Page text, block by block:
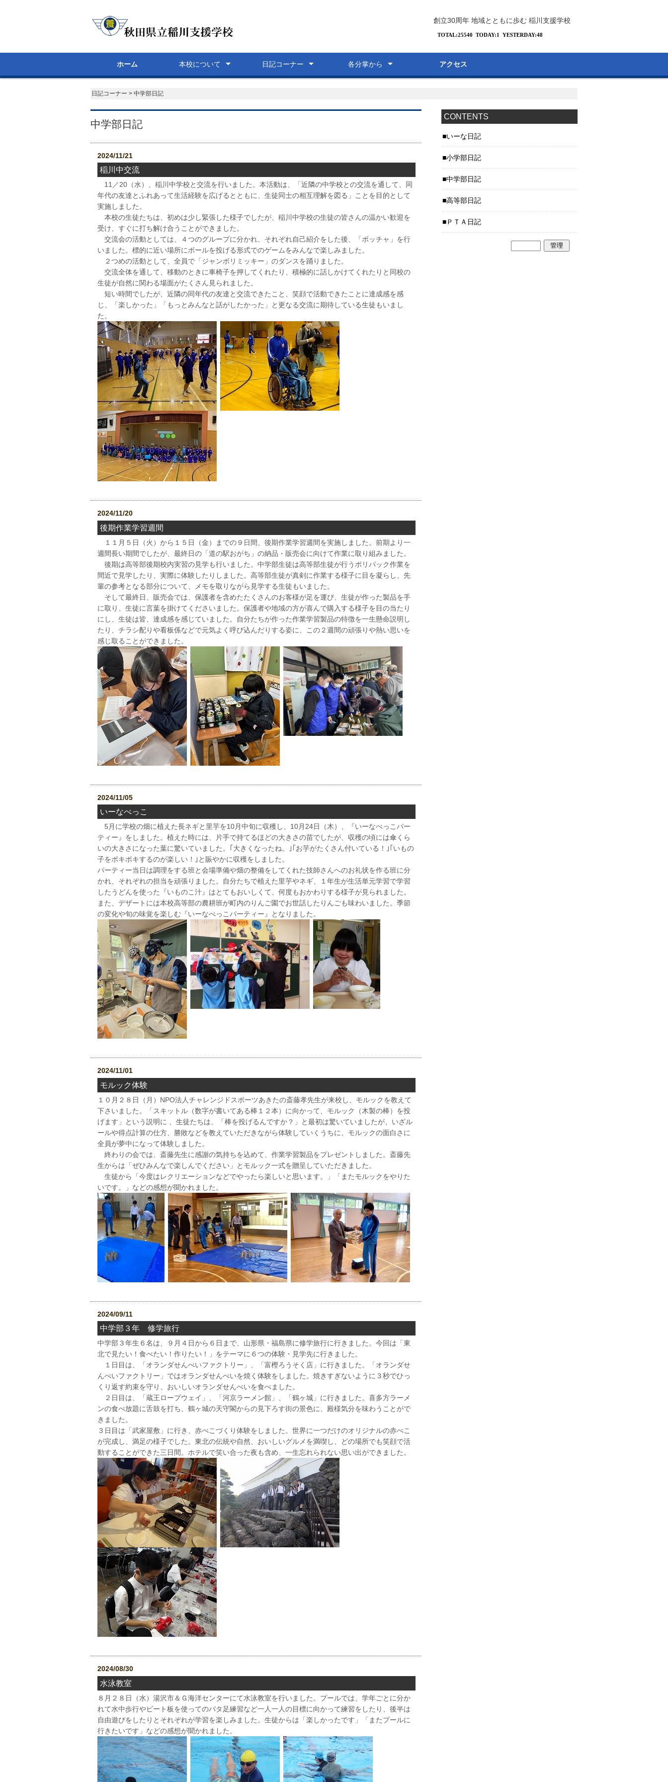
創立30周年 地域とともに歩む 稲川支援学校
ホーム 本校について 日記コーナー 各分掌から アクセス
日記コーナー > 中学部日記
中学部日記
2024/11/21
稲川中交流
11／20（水）、稲川中学校と交流を行いました。本活動は、「近隣の中学校との交流を通して、同
年代の友達とふれあって生活経験を広げるとともに、生徒同士の相互理解を図る」ことを目的として
実施しました。
本校の生徒たちは、初めは少し緊張した様子でしたが、稲川中学校の生徒の皆さんの温かい歓迎を
受け、すぐに打ち解け合うことができました。
交流会の活動としては、４つのグループに分かれ、それぞれ自己紹介をした後、「ボッチャ」を行
いました。標的に近い場所にボールを投げる形式でのゲームをみんなで楽しみました。
２つめの活動として、全員で「ジャンボリミッキー」のダンスを踊りました。
交流全体を通して、移動のときに車椅子を押してくれたり、積極的に話しかけてくれたりと同校の
生徒が自然に関わる場面がたくさん見られました。
短い時間でしたが、近隣の同年代の友達と交流できたこと、笑顔で活動できたことに達成感を感
じ、「楽しかった」「もっとみんなと話がしたかった」と更なる交流に期待している生徒もいまし
た。
2024/11/20
後期作業学習週間
１１月５日（火）から１５日（金）までの９日間、後期作業学習週間を実施しました。前期より一
週間長い期間でしたが、最終日の「道の駅おがち」の納品・販売会に向けて作業に取り組みました。
後期は高等部後期校内実習の見学も行いました。中学部生徒は高等部生徒が行うポリパック作業を
間近で見学したり、実際に体験したりしました。高等部生徒が真剣に作業する様子に目を凝らし、先
輩の参考となる部分について、メモを取りながら見学する生徒もいました。
そして最終日、販売会では、保護者を含めたたくさんのお客様が足を運び、生徒が作った製品を手
に取り、生徒に言葉を掛けてくださいました。保護者や地域の方が喜んで購入する様子を目の当たり
にし、生徒は皆、達成感を感じていました。自分たちが作った作業学習製品の特徴を一生懸命説明し
たり、チラシ配りや看板係などで元気よく呼び込んだりする姿に、この２週間の頑張りや熱い思いを
感じ取ることができました。
2024/11/05
いーなべっこ
5月に学校の畑に植えた長ネギと里芋を10月中旬に収穫し、10月24日（木）、『いーなべっこパー
ティー』をしました。植えた時には、片手で持てるほどの大きさの苗でしたが、収穫の頃には傘くら
いの大きさになった葉に驚いていました。｢大きくなったね。｣｢お芋がたくさん付いている！｣｢いもの
子をポキポキするのが楽しい！｣と賑やかに収穫をしました。
パーティー当日は調理をする班と会場準備や畑の整備をしてくれた技師さんへのお礼状を作る班に分
かれ、それぞれの担当を頑張りました。自分たちで植えた里芋やネギ、１年生が生活単元学習で学習
したうどんを使った『いものこ汁』はとてもおいしくて、何度もおかわりする様子が見られました。
また、デザートには本校高等部の農耕班が町内のりんご園でお世話したりんごも味わいました。季節
の変化や旬の味覚を楽しむ『いーなべっこパーティー』となりました。
2024/11/01
モルック体験
１０月２８日（月）NPO法人チャレンジドスポーツあきたの斎藤孝先生が来校し、モルックを教えて
下さいました。「スキットル（数字が書いてある棒１２本）に向かって、モルック（木製の棒）を投
げます」という説明に 、生徒たちは、「棒を投げるんですか？」と最初は驚いていましたが、いざル
ールや得点計算の仕方、勝敗などを教えていただきながら体験していくうちに、モルックの面白さに
全員が夢中になって体験しました。
終わりの会では、斎藤先生に感謝の気持ちを込めて、作業学習製品をプレゼントしました。斎藤先
生からは「ぜひみんなで楽しんでください」とモルック一式を贈呈していただきました。
生徒から「今度はレクリエーションなどでやったら楽しいと思います。」「またモルックをやりた
いです。」などの感想が聞かれました。
2024/09/11
中学部３年 修学旅行
中学部３年生６名は、９月４日から６日まで、山形県・福島県に修学旅行に行きました。今回は「東
北で見たい！食べたい！作りたい！」をテーマに６つの体験・見学先に行きました。
１日目は、「オランダせんべいファクトリー」、「富樫ろうそく店」に行きました。「オランダせ
んべいファクトリー」ではオランダせんべいを焼く体験をしました。焼きすぎないように３秒でひっ
くり返す約束を守り、おいしいオランダせんべいを食べました。
２日目は、「蔵王ロープウェイ」、「河京ラーメン館」、「鶴ヶ城」に行きました。喜多方ラーメ
ンの食べ放題に舌鼓を打ち、鶴ヶ城の天守閣からの見下ろす街の景色に、殿様気分を味わうことがで
きました。
３日目は「武家屋敷」に行き、赤べこづくり体験をしました。世界に一つだけのオリジナルの赤べこ
が完成し、満足の様子でした。東北の伝統や自然、おいしいグルメを満喫し、どの場所でも笑顔で活
動することができた三日間。ホテルで笑い合った夜も含め、一生忘れられない思い出ができました。
2024/08/30
水泳教室
８月２８日（水）湯沢市＆Ｇ海洋センターにて水泳教室を行いました。プールでは、学年ごとに分か
れて水中歩行やビート板を使ってのバタ足練習など一人一人の目標に向かって練習をしたり、後半は
自由遊びをしたりとそれぞれが学習を楽しみました。生徒からは「楽しかったです」「またプールに
行きたいです」などの感想が聞かれました。
CONTENTS
いーな日記
小学部日記
中学部日記
高等部日記
ＰＴＡ日記